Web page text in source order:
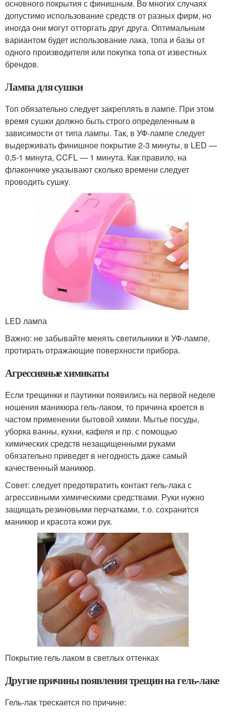
основного покрытия с финишным. Во многих случаях
допустимо использование средств от разных фирм, но
иногда они могут отторгать друг друга. Оптимальным
вариантом будет использование лака, топа и базы от
одного производителя или покупка топа от известных
брендов.
Лампа для сушки
Топ обязательно следует закреплять в лампе. При этом
время сушки должно быть строго определенным в
зависимости от типа лампы. Так, в УФ-лампе следует
выдерживать финишное покрытие 2-3 минуты, в LED —
0,5-1 минута, CCFL — 1 минута. Как правило, на
флакончике указывают сколько времени следует
проводить сушку.
LED лампа
Важно: не забывайте менять светильники в УФ-лампе,
протирать отражающие поверхности прибора.
Агрессивные химикаты
Если трещинки и паутинки появились на первой неделе
ношения маникюра гель-лаком, то причина кроется в
частом применении бытовой химии. Мытье посуды,
уборка ванны, кухни, кафеля и пр. с помощью
химических средств незащищенными руками
обязательно приведет в негодность даже самый
качественный маникюр.
Совет: следует предотвратить контакт гель-лака с
агрессивными химическими средствами. Руки нужно
защищать резиновыми перчатками, т.о. сохранится
маникюр и красота кожи рук.
Покрытие гель лаком в светлых оттенках
Другие причины появления трещин на гель-лаке
Гель-лак трескается по причине: